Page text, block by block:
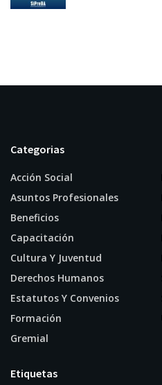
Categorias
Acción Social
Asuntos Profesionales
Beneficios
Capacitación
Cultura Y Juventud
Derechos Humanos
Estatutos Y Convenios
Formación
Gremial
Etiquetas